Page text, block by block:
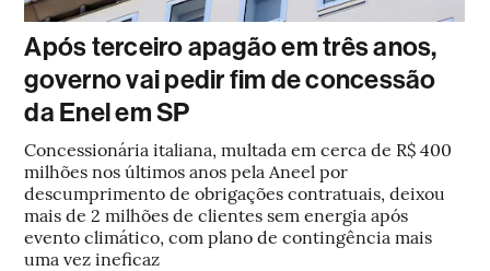
Após terceiro apagão em três anos,
governo vai pedir fim de concessão
da Enel em SP
Concessionária italiana, multada em cerca de R$ 400
milhões nos últimos anos pela Aneel por
descumprimento de obrigações contratuais, deixou
mais de 2 milhões de clientes sem energia após
evento climático, com plano de contingência mais
uma vez ineficaz